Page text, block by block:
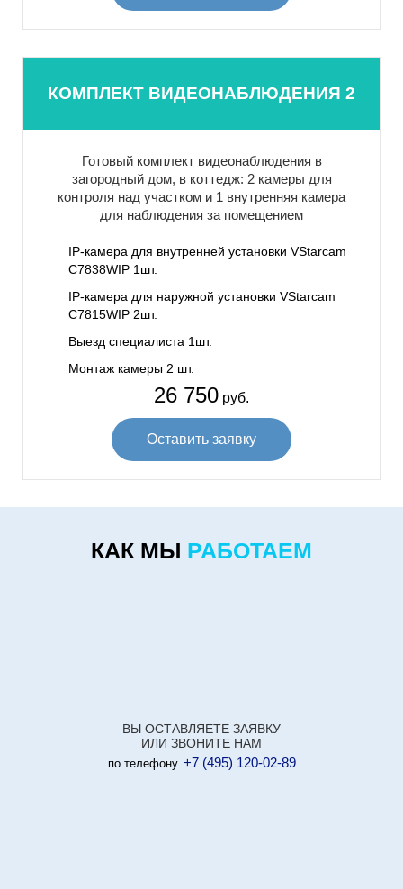
КОМПЛЕКТ ВИДЕОНАБЛЮДЕНИЯ 2
Готовый комплект видеонаблюдения в
загородный дом, в коттедж: 2 камеры для
контроля над участком и 1 внутренняя камера
для наблюдения за помещением
IP-камера для внутренней установки VStarcam
C7838WIP 1шт.
IP-камера для наружной установки VStarcam
C7815WIP 2шт.
Выезд специалиста 1шт.
Монтаж камеры 2 шт.
26 750 руб.
Оставить заявку
КАК МЫ РАБОТАЕМ
ВЫ ОСТАВЛЯЕТЕ ЗАЯВКУ
ИЛИ ЗВОНИТЕ НАМ
по телефону +7 (495) 120-02-89